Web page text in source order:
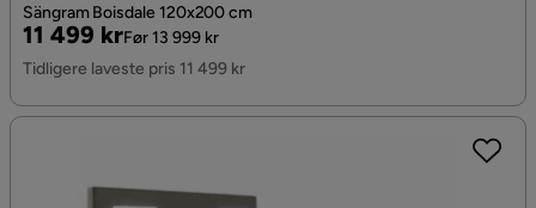
Sängram Boisdale 120x200 cm
Pris
11 499 kr
Original
Pris
Før 13 999 kr
Tidligere laveste pris 11 499 kr